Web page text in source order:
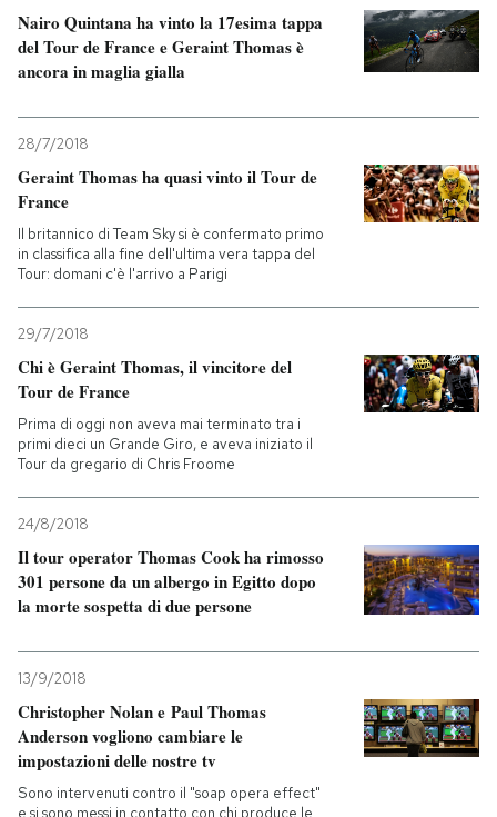
Nairo Quintana ha vinto la 17esima tappa
del Tour de France e Geraint Thomas è
ancora in maglia gialla
28/7/2018
Geraint Thomas ha quasi vinto il Tour de
France
Il britannico di Team Sky si è confermato primo
in classifica alla fine dell'ultima vera tappa del
Tour: domani c'è l'arrivo a Parigi
29/7/2018
Chi è Geraint Thomas, il vincitore del
Tour de France
Prima di oggi non aveva mai terminato tra i
primi dieci un Grande Giro, e aveva iniziato il
Tour da gregario di Chris Froome
24/8/2018
Il tour operator Thomas Cook ha rimosso
301 persone da un albergo in Egitto dopo
la morte sospetta di due persone
13/9/2018
Christopher Nolan e Paul Thomas
Anderson vogliono cambiare le
impostazioni delle nostre tv
Sono intervenuti contro il "soap opera effect"
e si sono messi in contatto con chi produce le